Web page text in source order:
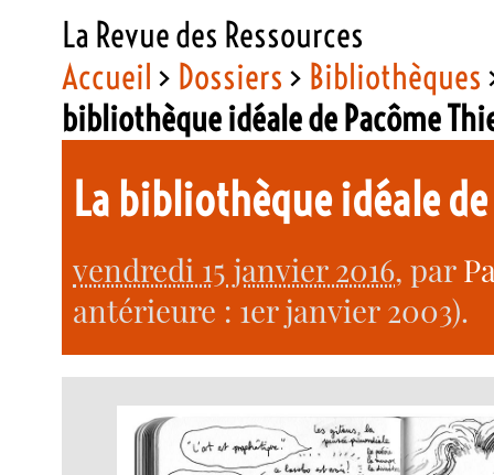
La Revue des Ressources
Accueil > Dossiers > Bibliothèques
bibliothèque idéale de Pacôme
La bibliothèque idéale
vendredi 15 janvier 2016, par
antérieure : 1er janvier 2003).